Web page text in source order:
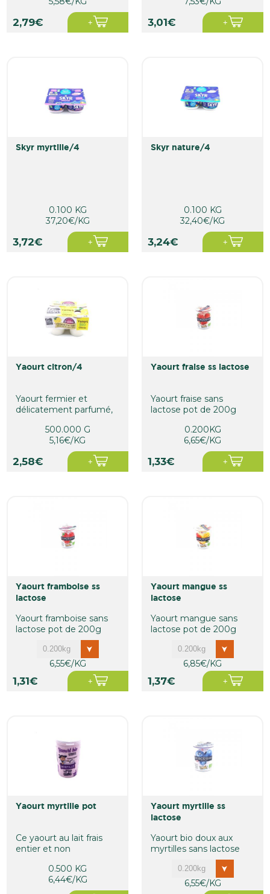
2,79€ 3,01€
skyr myrtille/4
0.100 KG
37,20€/KG
3,72€
skyr nature/4
0.100 KG
32,40€/KG
3,24€
yaourt citron/4
Yaourt fermier et
délicatement parfumé,
citron a...500.000 G
5,16€/KG
2,58€
yaourt fraise ss lactose
Yaourt fraise sans
lactose pot de 200g
0.200KG
6,65€/KG
1,33€
yaourt framboise ss
lactose
Yaourt framboise sans
lactose pot de 200g
6,55€/KG
1,31€
yaourt mangue ss
lactose
Yaourt mangue sans
lactose pot de 200g
6,85€/KG
1,37€
yaourt myrtille pot
Ce yaourt au lait frais
entier et non
myrtille sauvage...
0.500 KG
6,44€/KG
yaourt myrtille ss
lactose
Yaourt bio doux aux
myrtilles sans lactose
6,55€/KG